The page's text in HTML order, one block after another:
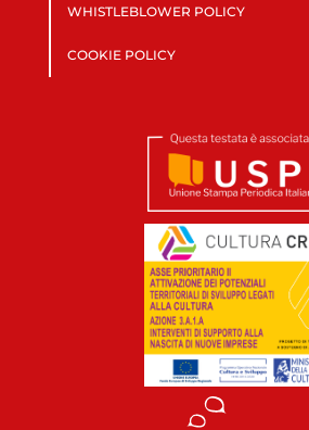
WHISTLEBLOWER POLICY
COOKIE POLICY